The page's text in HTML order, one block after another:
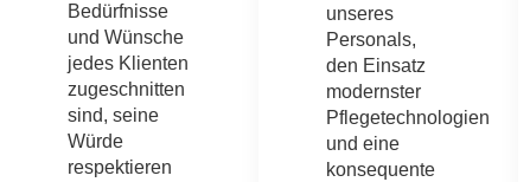
Bedürfnisse
und Wünsche
jedes Klienten
zugeschnitten
sind, seine
Würde
respektieren
unseres
Personals,
den Einsatz
modernster
Pflegetechnologien
und eine
konsequente